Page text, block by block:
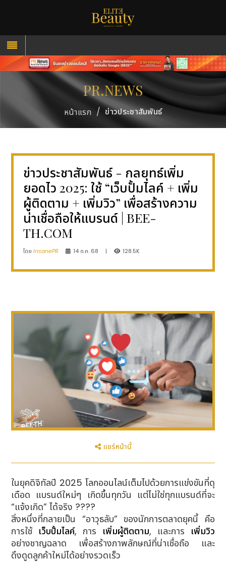
PR.NEWS
หน้าแรก / ข่าวประชาสัมพันธ์
ข่าวประชาสัมพันธ์ - กลยุทธ์เพิ่ม
ยอดไว 2025: ใช้ “เว็บปั้มไลค์ + เพิ่ม
ผู้ติดตาม + เพิ่มวิว” เพื่อสร้างความ
น่าเชื่อถือให้แบรนด์ | BEE-
TH.COM
โดยInsanePR 14 ต.ค. 68 | 128.5K
แชร์หน้านี้
ในยุคดิจิทัลปี 2025 โลกออนไลน์เต็มไปด้วยการแข่งขันที่ดุ
เดือด แบรนด์ใหม่ๆ เกิดขึ้นทุกวัน แต่ไม่ใช่ทุกแบรนด์ที่จะ
“แจ้งเกิด” ได้จริง ????
สิ่งหนึ่งที่กลายเป็น “อาวุธลับ” ของนักการตลาดยุคนี้ คือ
การใช้ เว็บปั้มไลค์, การ เพิ่มผู้ติดตาม, และการ เพิ่มวิว
อย่างชาญฉลาด เพื่อสร้างภาพลักษณ์ที่น่าเชื่อถือ และ
ดึงดูดลูกค้าใหม่ได้อย่างรวดเร็ว